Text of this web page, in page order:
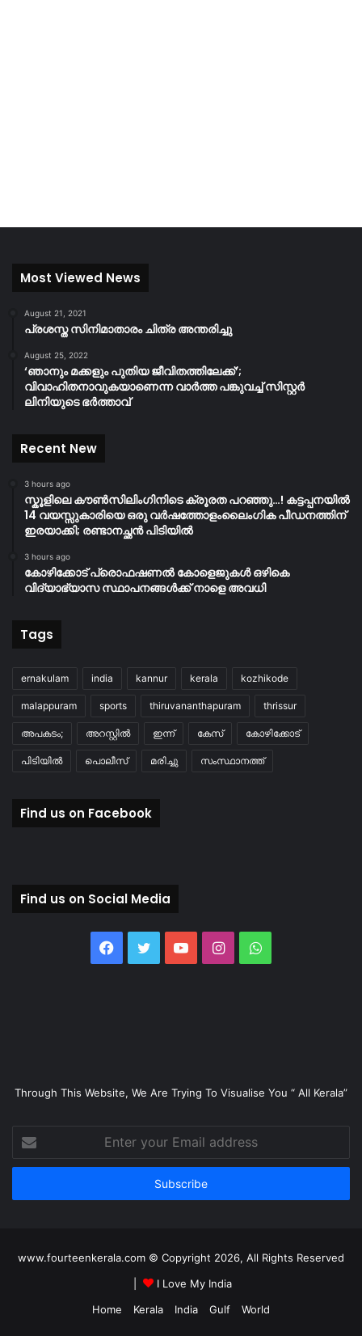
Most Viewed News
August 21, 2021
പ്രശസ്ത സിനിമാതാരം ചിത്ര അന്തരിച്ചു
August 25, 2022
‘ഞാനും മക്കളും പുതിയ ജീവിതത്തിലേക്ക്’;
വിവാഹിതനാവുകയാണെന്ന വാർത്ത പങ്കുവച്ച് സിസ്റ്റർ
ലിനിയുടെ ഭർത്താവ്
Recent New
3 hours ago
സ്കൂളിലെ കൗൺസിലിംഗിനിടെ ക്രൂരത പറഞ്ഞു…! കട്ടപ്പനയിൽ
14 വയസ്സുകാരിയെ ഒരു വർഷത്തോളംലൈംഗിക പീഡനത്തിന്
ഇരയാക്കി; രണ്ടാനച്ഛൻ പിടിയിൽ
3 hours ago
കോഴിക്കോട് പ്രൊഫഷണൽ കോളെജുകൾ ഒഴികെ
വിദ്യാഭ്യാസ സ്ഥാപനങ്ങൾക്ക് നാളെ അവധി
Tags
ernakulam india kannur kerala kozhikode
malappuram sports thiruvananthapuram thrissur
അപകടം; അറസ്റ്റിൽ ഇന്ന് കേസ് കോഴിക്കോട്
പിടിയിൽ പൊലീസ് മരിച്ചു സംസ്ഥാനത്ത്
Find us on Facebook
Find us on Social Media
Facebook
TwitterYouTubeInstagramWhatsApp
Through This Website, We Are Trying To Visualise You “ All Kerala”
your
Email
www.fourteenkerala.com © Copyright 2026, All Rights Reserved
I Love My India
Home
Kerala India Gulf World